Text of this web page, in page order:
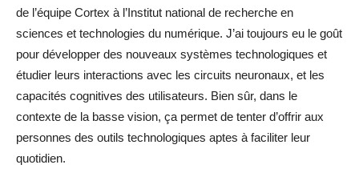
de l’équipe Cortex à l’Institut national de recherche en
sciences et technologies du numérique. J’ai toujours eu le goût
pour développer des nouveaux systèmes technologiques et
étudier leurs interactions avec les circuits neuronaux, et les
capacités cognitives des utilisateurs. Bien sûr, dans le
contexte de la basse vision, ça permet de tenter d’offrir aux
personnes des outils technologiques aptes à faciliter leur
quotidien.